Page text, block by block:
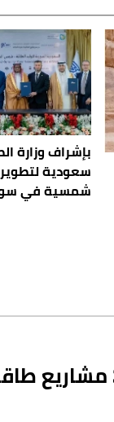
بإشراف وزارة
شمسية في
بإشراف وزارة الطاقة.. اتفاقيات